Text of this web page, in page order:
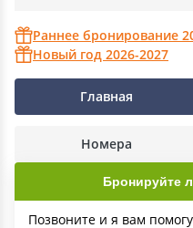
Раннее бронирование
Новый год 2026-2027
Главная
Номера
Бронируйте
Позвоните и я вам